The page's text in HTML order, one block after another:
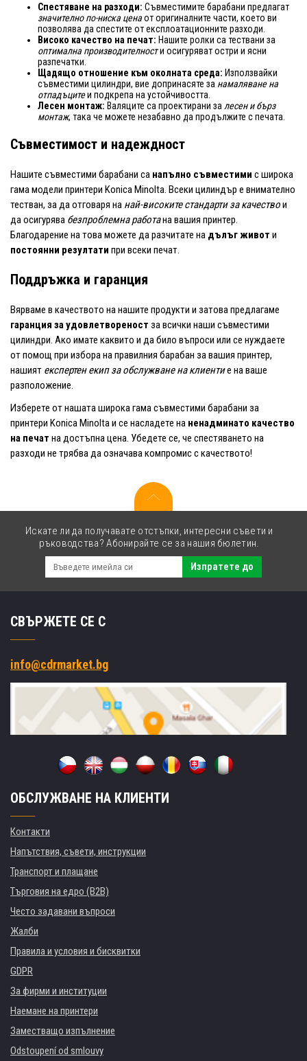
Спестяване на разходи: Съвместимите барабани предлагат
значително по-ниска ценаот оригиналните части, което ви
позволява да спестите от експлоатационните разходи.
Високо качество на печат: Нашите ролки са тествани за
оптимална производителности осигуряват остри и ясни
разпечатки.
Щадящо отношение към околната среда: Използвайки
съвместими цилиндри, вие допринасяте за намаляване на
отпадъцитеи подкрепа на устойчивостта.
Лесен монтаж: Валяците са проектирани за лесен и бърз
монтаж, така че можете незабавно да продължите с печата.
Съвместимост и надеждност
Нашите съвместими барабани са напълно съвместими с широка
гама модели принтери Konica Minolta. Всеки цилиндър е внимателно
тестван, за да отговаря на най-високите стандарти за качествои
да осигурява безпроблемна работана вашия принтер.
Благодарение на това можете да разчитате на дълъг живот и
постоянни резултати при всеки печат.
Поддръжка и гаранция
Вярваме в качеството на нашите продукти и затова предлагаме
гаранция за удовлетвореност за всички наши съвместими
цилиндри. Ако имате каквито и да било въпроси или се нуждаете
от помощ при избора на правилния барабан за вашия принтер,
нашият експертен екип за обслужване на клиентие на ваше
разположение.
Изберете от нашата широка гама съвместими барабани за
принтери Konica Minolta и се насладете на ненадминато качество
на печат на достъпна цена. Убедете се, че спестяването на
разходи не трябва да означава компромис с качеството!
Искате ли да получавате отстъпки, интересни съвети и
ръководства? Абонирайте се за нашия бюлетин.
Изпратете до
СВЪРЖЕТЕ СЕ С
info@cdrmarket.bg
ОБСЛУЖВАНЕ НА КЛИЕНТИ
Контакти
Напътствия, съвети, инструкции
Транспорт и плащане
Търговия на едро (B2B)
Често задавани въпроси
Жалби
Правила и условия и бисквитки
GDPR
За фирми и институции
Наемане на принтери
Заместващо изпълнение
Odstoupení od smlouvy